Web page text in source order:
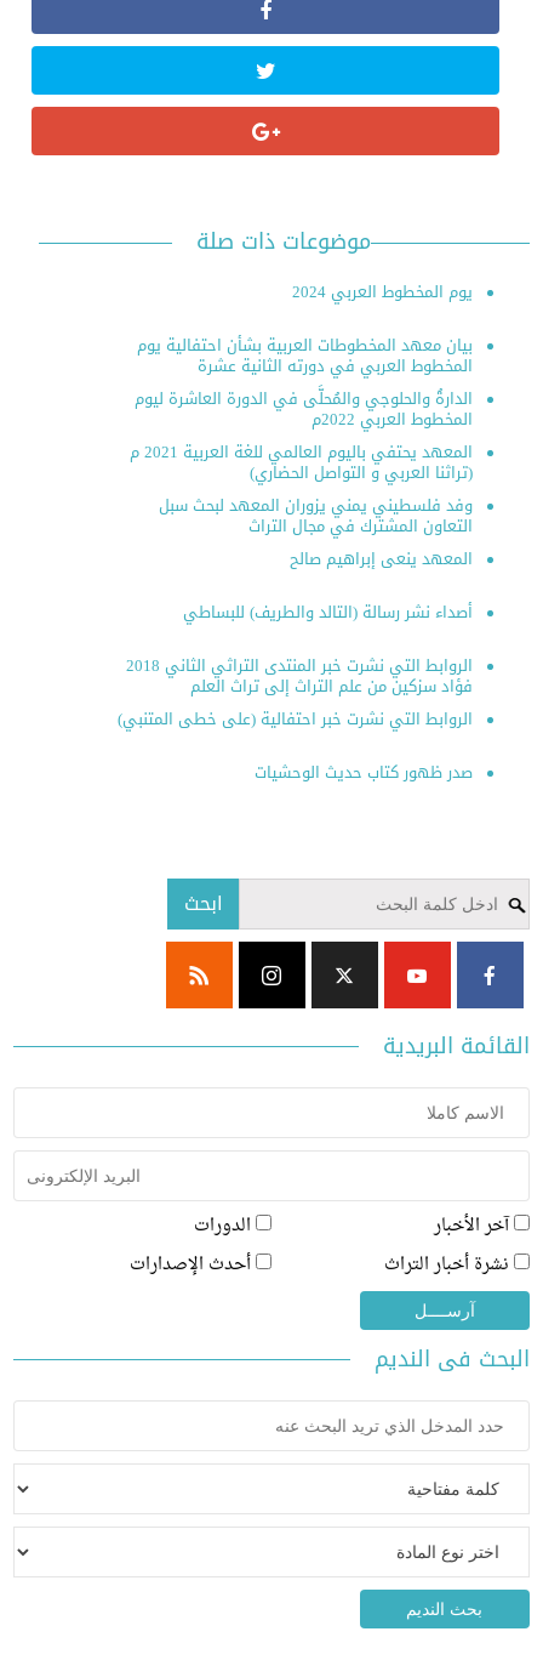
موضوعات ذات صلة
يوم المخطوط العربي 2024
بيان معهد المخطوطات العربية بشأن احتفالية يوم
المخطوط العربي في دورته الثانية عشرة
الدارةُ والحلوجي والمُحلَّى في الدورة العاشرة ليوم
المخطوط العربي 2022م
المعهد يحتفي باليوم العالمي للغة العربية 2021 م
(تراثنا العربي و التواصل الحضاري)
وفد فلسطيني يمني يزوران المعهد لبحث سبل
التعاون المشترك في مجال التراث
المعهد ينعى إبراهيم صالح
أصداء نشر رسالة (التالد والطريف) للبساطي
الروابط التي نشرت خبر المنتدى التراثي الثاني 2018
فؤاد سزكين من علم التراث إلى تراث العلم
الروابط التي نشرت خبر احتفالية (على خطى المتنبي)
صدر ظهور كتاب حديث الوحشيات
البريدية
الأخبار
الدورات
أخبار التراث
أحدث الإصدارات
فى النديم